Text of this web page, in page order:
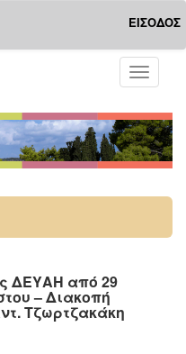
ΕΙΣΟΔΟΣ
Toggle
ΔΕΥΑΗ από 29
– Διακοπή
Τζωρτζακάκη